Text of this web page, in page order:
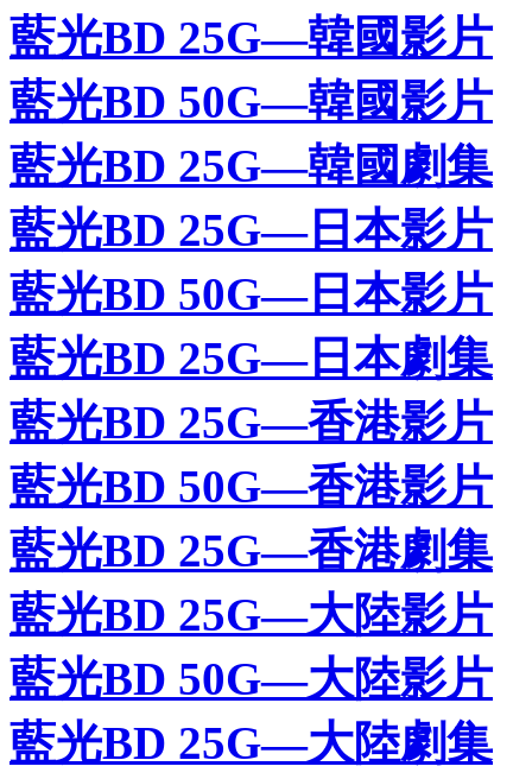
藍光BD 25G—韓國影片
藍光BD 50G—韓國影片
藍光BD 25G—韓國劇集
藍光BD 25G—日本影片
藍光BD 50G—日本影片
藍光BD 25G—日本劇集
藍光BD 25G—香港影片
藍光BD 50G—香港影片
藍光BD 25G—香港劇集
藍光BD 25G—大陸影片
藍光BD 50G—大陸影片
藍光BD 25G—大陸劇集